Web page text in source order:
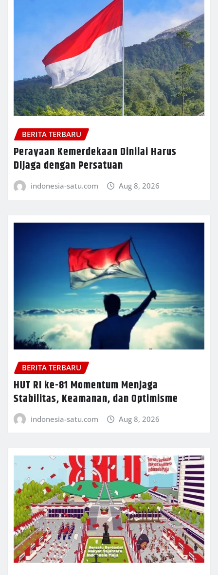
BERITA TERBARU
Perayaan Kemerdekaan Dinilai Harus
Dijaga dengan Persatuan
indonesia-satu.com Aug 8, 2026
BERITA TERBARU
HUT RI ke-81 Momentum Menjaga
Stabilitas, Keamanan, dan Optimisme
indonesia-satu.com Aug 8, 2026